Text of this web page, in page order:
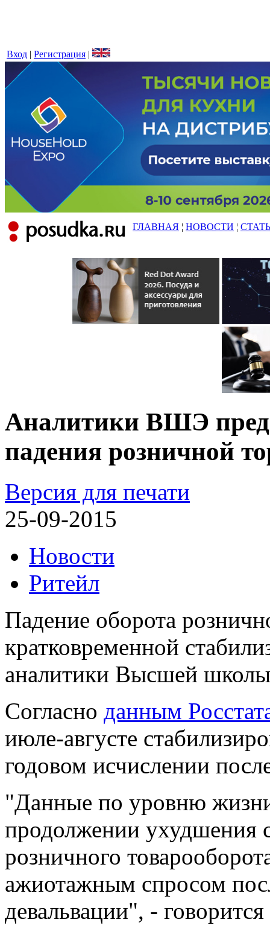
Вход | Регистрация |
ГЛАВНАЯ ¦ НОВОСТИ ¦
Аналитики ВШЭ
падения розничной
Версия для печати
25-09-2015
Новости
Ритейл
Падение оборота
кратковременной
аналитики Высшей
Согласно данным
июле-августе
годовом исчислении
"Данные по уровню жизни
продолжении ухудшения
розничного
ажиотажным спросом
девальвации", -